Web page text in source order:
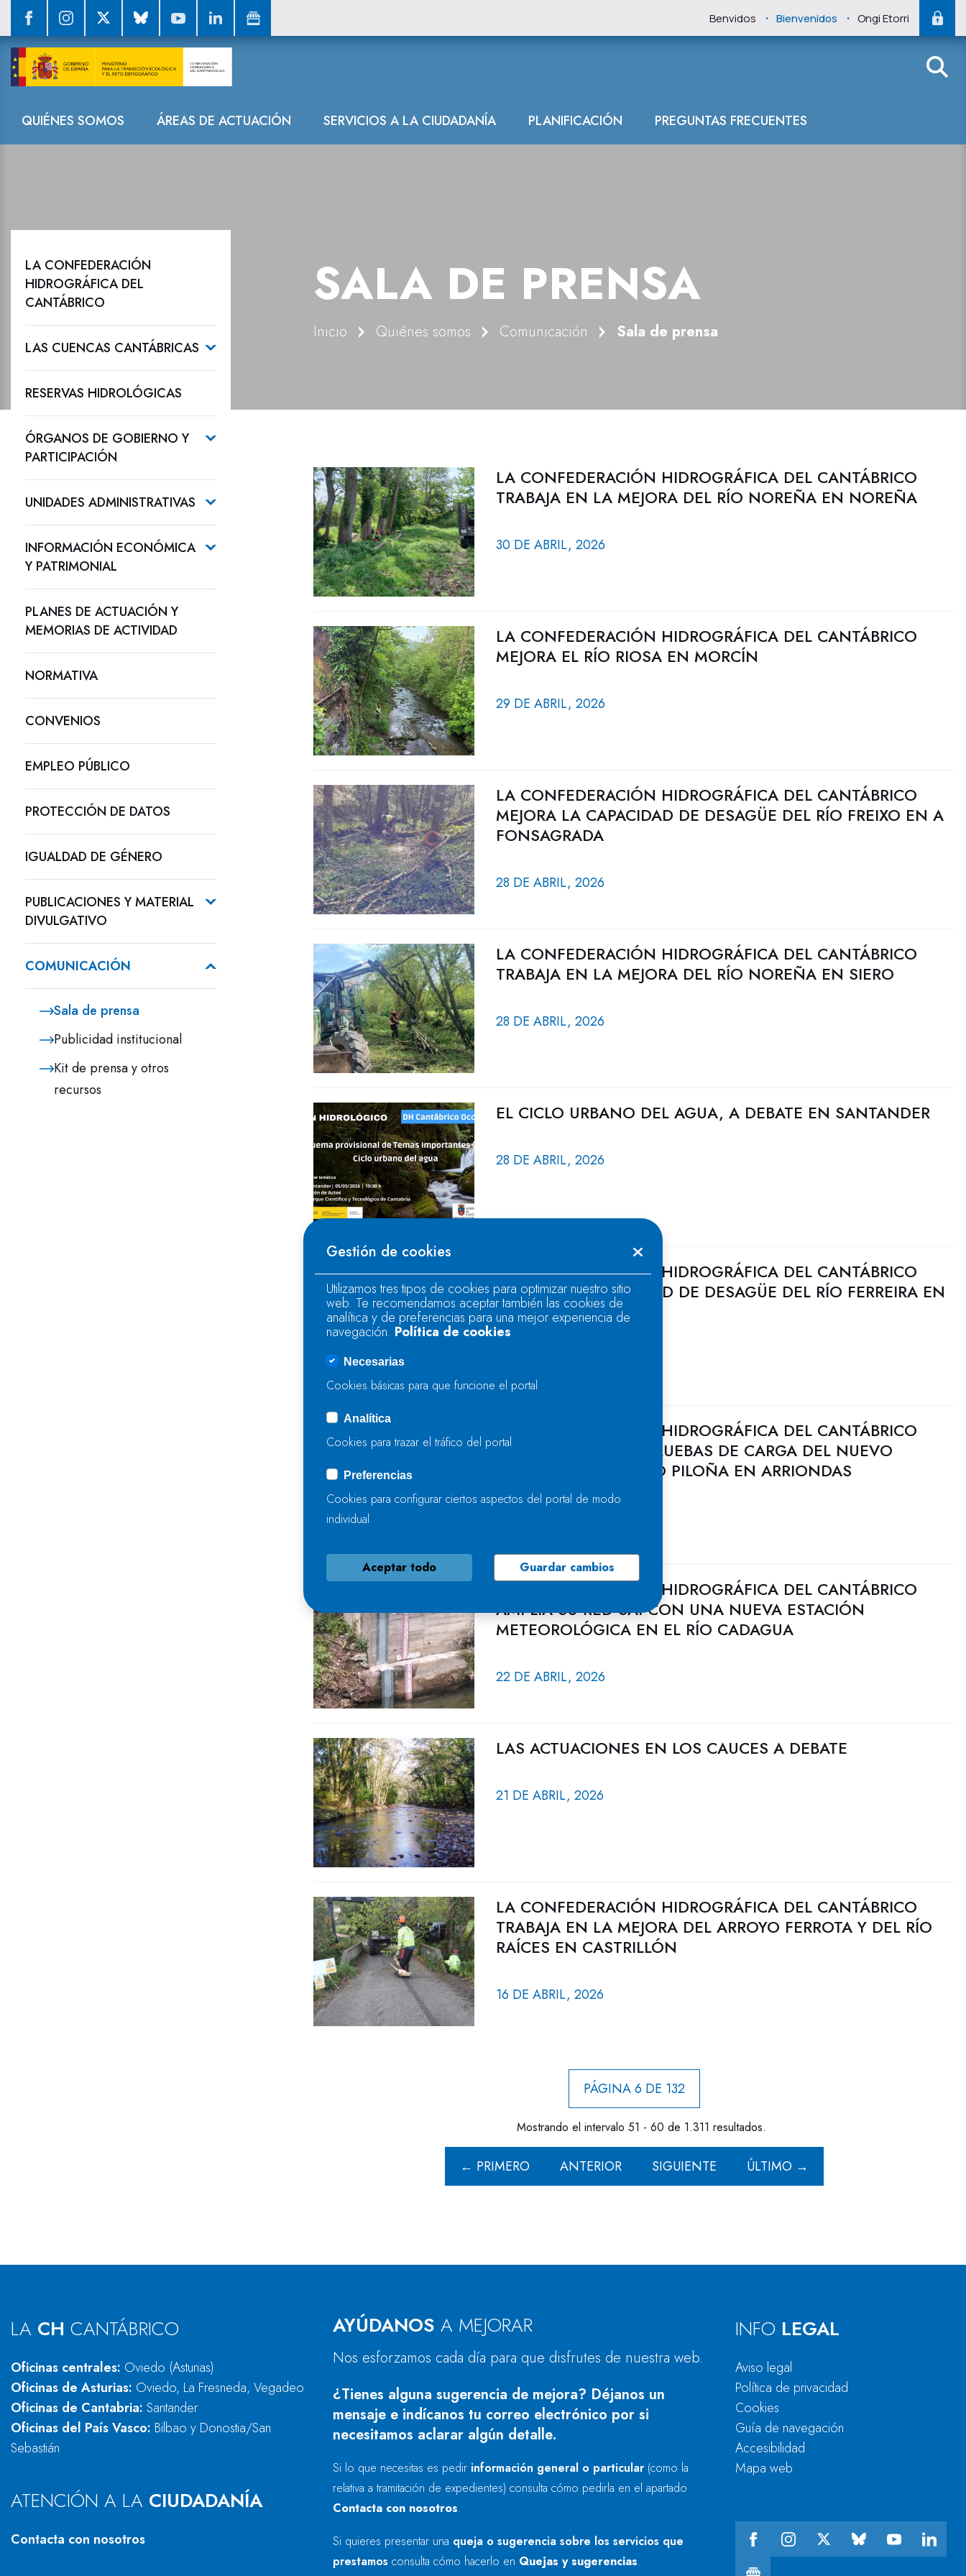
Benvidos . Bienvenidos . Ongi Etorri
Navegación
QUIÉNES SOMOS ÁREAS DE ACTUACIÓN SERVICIOS A LA CIUDADANÍA PLANIFICACIÓN PREGUNTAS FRECUENTES
Sala de prensa
SALA DE PRENSA
Inicio Quiénes somos Comunicación Sala de prensa
LA CONFEDERACIÓN
HIDROGRÁFICA DEL
CANTÁBRICO
LAS CUENCAS CANTÁBRICAS
RESERVAS HIDROLÓGICAS
ÓRGANOS DE GOBIERNO Y
PARTICIPACIÓN
UNIDADES ADMINISTRATIVAS
INFORMACIÓN ECONÓMICA
Y PATRIMONIAL
PLANES DE ACTUACIÓN Y
MEMORIAS DE ACTIVIDAD
NORMATIVA
CONVENIOS
EMPLEO PÚBLICO
PROTECCIÓN DE DATOS
IGUALDAD DE GÉNERO
PUBLICACIONES Y MATERIAL
DIVULGATIVO
COMUNICACIÓN
Sala de prensa
Publicidad institucional
Kit de prensa y otros
recursos
LA CONFEDERACIÓN HIDROGRÁFICA DEL CANTÁBRICO
TRABAJA EN LA MEJORA DEL RÍO NOREÑA EN NOREÑA
30 DE ABRIL, 2026
LA CONFEDERACIÓN HIDROGRÁFICA DEL CANTÁBRICO
MEJORA EL RÍO RIOSA EN MORCÍN
29 DE ABRIL, 2026
LA CONFEDERACIÓN HIDROGRÁFICA DEL CANTÁBRICO
MEJORA LA CAPACIDAD DE DESAGÜE DEL RÍO FREIXO EN A
FONSAGRADA
28 DE ABRIL, 2026
LA CONFEDERACIÓN HIDROGRÁFICA DEL CANTÁBRICO
TRABAJA EN LA MEJORA DEL RÍO NOREÑA EN SIERO
28 DE ABRIL, 2026
EL CICLO URBANO DEL AGUA, A DEBATE EN SANTANDER
28 DE ABRIL, 2026
LA CONFEDERACIÓN HIDROGRÁFICA DEL CANTÁBRICO
MEJORA LA CAPACIDAD DE DESAGÜE DEL RÍO FERREIRA EN
A FONSAGRADA
LA CONFEDERACIÓN HIDROGRÁFICA DEL CANTÁBRICO
LLEVA A CABO LAS PRUEBAS DE CARGA DEL NUEVO
PUENTE SOBRE EL RÍO PILOÑA EN ARRIONDAS
LA CONFEDERACIÓN HIDROGRÁFICA DEL CANTÁBRICO
AMPLÍA SU RED SAI CON UNA NUEVA ESTACIÓN
METEOROLÓGICA EN EL RÍO CADAGUA
22 DE ABRIL, 2026
LAS ACTUACIONES EN LOS CAUCES A DEBATE
21 DE ABRIL, 2026
LA CONFEDERACIÓN HIDROGRÁFICA DEL CANTÁBRICO
TRABAJA EN LA MEJORA DEL ARROYO FERROTA Y DEL RÍO
RAÍCES EN CASTRILLÓN
16 DE ABRIL, 2026
PÁGINA 6 DE 132
Mostrando el intervalo 51 - 60 de 1.311 resultados.
← PRIMERO ANTERIOR SIGUIENTE ÚLTIMO →
LA CH CANTÁBRICO
Oficinas centrales: Oviedo (Asturias)
Oficinas de Asturias: Oviedo, La Fresneda, Vegadeo
Oficinas de Cantabria: Santander
Oficinas del País Vasco: Bilbao y Donostia/San
Sebastián
ATENCIÓN A LA CIUDADANÍA
Contacta con nosotros
AYÚDANOS A MEJORAR
Nos esforzamos cada día para que disfrutes de nuestra web.
¿Tienes alguna sugerencia de mejora? Déjanos un
mensaje e indícanos tu correo electrónico por si
necesitamos aclarar algún detalle.
Si lo que necesitas es pedir información general o particular (como la
relativa a tramitación de expedientes) consulta cómo pedirla en el apartado
Contacta con nosotros.
Si quieres presentar una queja o sugerencia sobre los servicios que
prestamos consulta cómo hacerlo en Quejas y sugerencias.
INFO LEGAL
Aviso legal
Política de privacidad
Cookies
Guía de navegación
Accesibilidad
Mapa web
Gestión de cookies
Utilizamos tres tipos de cookies para optimizar nuestro sitio
web. Te recomendamos aceptar también las cookies de
analítica y de preferencias para una mejor experiencia de
navegación. Política de cookies
Necesarias
Cookies básicas para que funcione el portal
Analítica
Cookies para trazar el tráfico del portal
Preferencias
Cookies para configurar ciertos aspectos del portal de modo
individual
Aceptar todo Guardar cambios